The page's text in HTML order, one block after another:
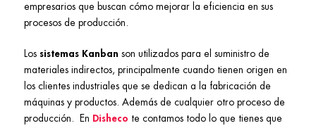
empresarios que buscan cómo mejorar la eficiencia en sus
procesos de producción.
Los sistemas Kanban son utilizados para el suministro de
materiales indirectos, principalmente cuando tienen origen en
los clientes industriales que se dedican a la fabricación de
máquinas y productos. Además de cualquier otro proceso de
producción.
En Disheco te contamos todo lo que tienes que